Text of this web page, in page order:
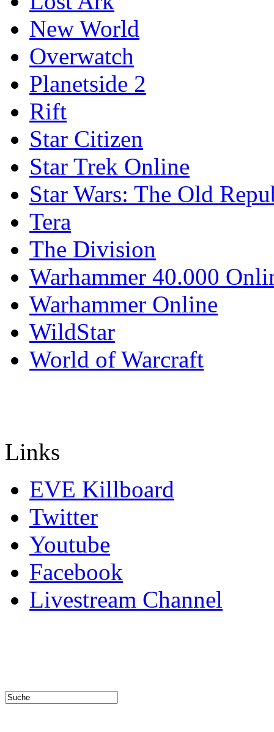
New World
Overwatch
Planetside 2
Rift
Star Citizen
Star Trek Online
Star Wars: The Old
Tera
The Division
Warhammer 40.000
Warhammer Online
WildStar
World of Warcraft
Links
EVE Killboard
Twitter
Youtube
Facebook
Livestream Channel